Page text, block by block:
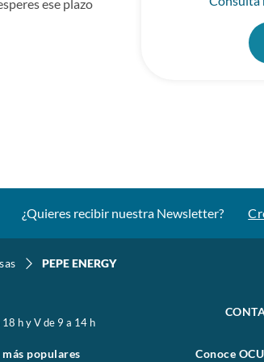
ese plazo
¿Quieres recibir nuestra Newsletter?
PEPE ENERGY
18 h y V de 9 a 14 h
más populares Conoce OCU